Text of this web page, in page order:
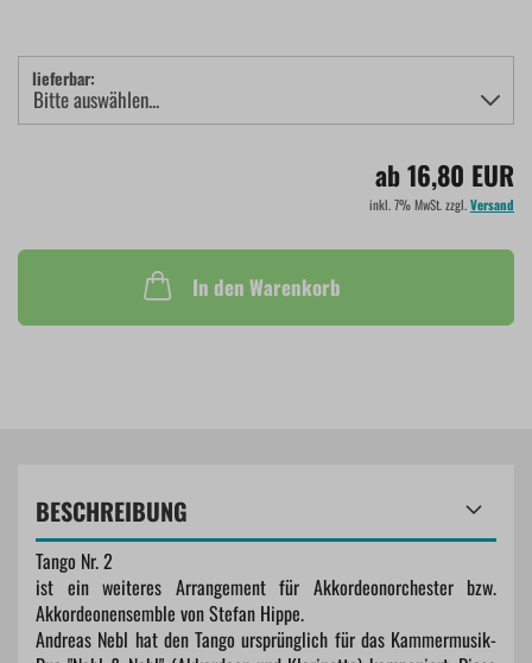
lieferbar:
ab 16,80 EUR
inkl. 7% MwSt. zzgl.Versand
In den Warenkorb
BESCHREIBUNG
Tango Nr. 2
ist ein weiteres Arrangement für Akkordeonorchester bzw.
Akkordeonensemble von Stefan Hippe.
Andreas Nebl hat den Tango ursprünglich für das Kammermusik-